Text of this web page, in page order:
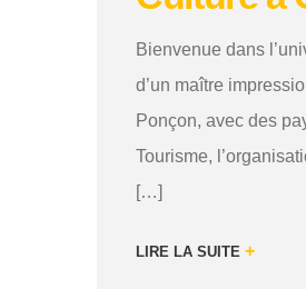
Bienvenue dans
d’un maître
Ponçon, avec des
Tourisme,
[…]
LIRE LA SUITE +